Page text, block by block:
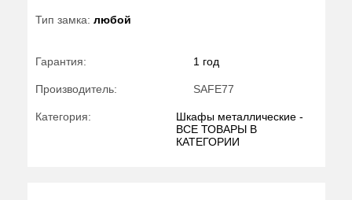
Тип замка: любой
Гарантия: 1 год
Производитель: SAFE77
Категория:
Шкафы металлические -
ВСЕ ТОВАРЫ В
КАТЕГОРИИ